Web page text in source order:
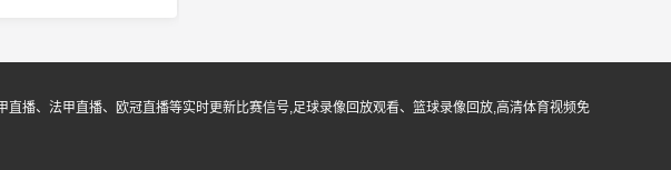
播、法甲直播、欧冠直播等实时更新比赛信号,足球录像回放观看、篮球录像回放,高清体育视频免